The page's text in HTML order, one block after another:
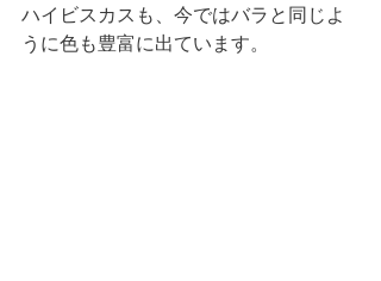
ハイビスカスも、今ではバラと同じよ
うに色も豊富に出ています。